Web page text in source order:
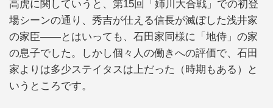
高虎に関していうと、第15回「姉川大合戦」での初登
場シーンの通り、秀吉が仕える信長が滅ぼした浅井家
の家臣――とはいっても、石田家同様に「地侍」の家
の息子でした。しかし個々人の働きへの評価で、石田
家よりは多少ステイタスは上だった（時期もある）と
いうところです。